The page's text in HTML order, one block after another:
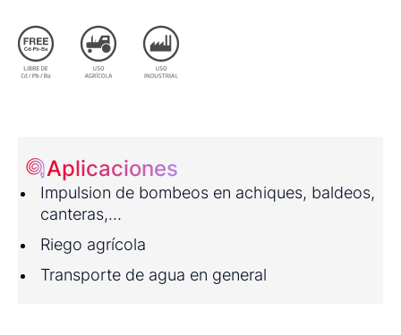
Aplicaciones
Impulsion de bombeos en achiques, baldeos,
canteras,…
Riego agrícola
Transporte de agua en general